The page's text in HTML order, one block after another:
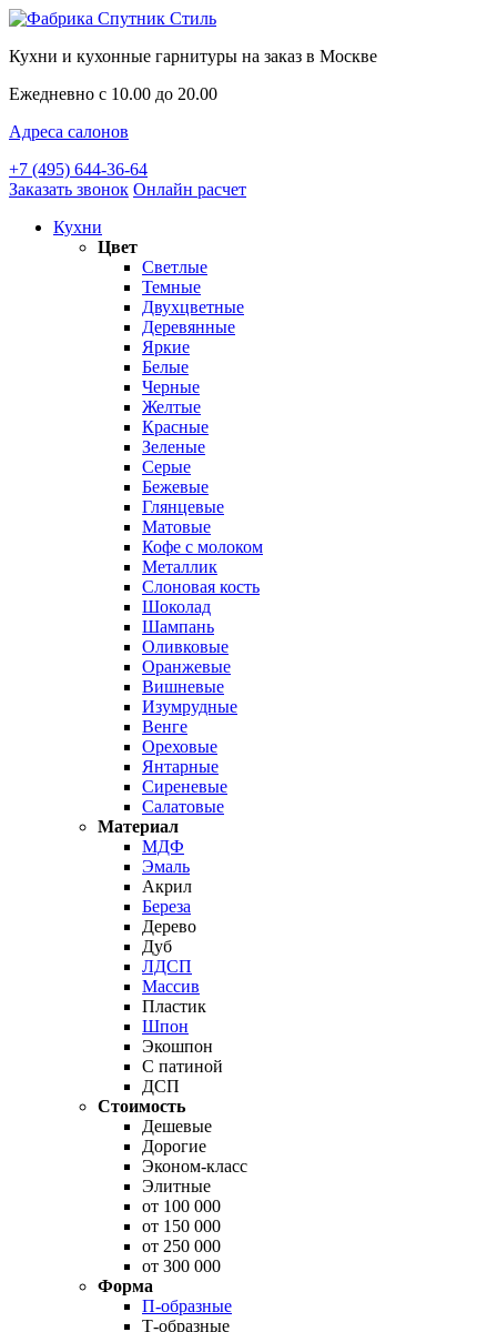
Кухни и кухонные гарнитуры на заказ в Москве
Ежедневно с 10.00 до 20.00
Адреса салонов
+7 (495) 644-36-64
Заказать звонок Онлайн расчет
Кухни
Цвет
Светлые
Темные
Двухцветные
Деревянные
Яркие
Белые
Черные
Желтые
Красные
Зеленые
Серые
Бежевые
Глянцевые
Матовые
Кофе с молоком
Металлик
Слоновая кость
Шоколад
Шампань
Оливковые
Оранжевые
Вишневые
Изумрудные
Венге
Ореховые
Янтарные
Сиреневые
Салатовые
Материал
МДФ
Эмаль
Акрил
Береза
Дерево
Дуб
ЛДСП
Массив
Пластик
Шпон
Экошпон
С патиной
ДСП
Стоимость
Дешевые
Дорогие
Эконом-класс
Элитные
от 100 000
от 150 000
от 250 000
от 300 000
Форма
П-образные
Т-образные